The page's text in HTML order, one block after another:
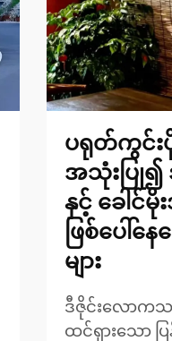
ပရုတ်ကွင်းပို
အသုံးပြု၍
နှင့် ခေါင်
ဖြစ်ပေါ်
များ
ဒီဇိုင်းလောကသ
ထင်ရှားသော